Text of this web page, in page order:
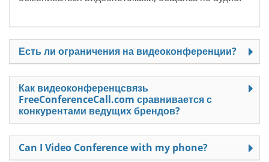
Есть ли ограничения на видеоконференции?
Как видеоконференцсвязь
FreeConferenceCall.com сравнивается с
конкурентами ведущих брендов?
Can I Video Conference with my phone?